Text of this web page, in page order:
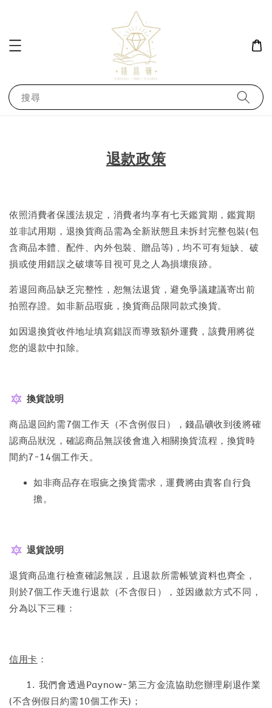
搜尋
退款政策
依照消費者保護法規定，消費者均享有七天鑑賞期，鑑賞期
並非試用期，退換貨商品需為全新狀態且未拆封完整包裝(包
含商品本體、配件、內外包裝、贈品等)，均不可有短缺、破
損或使用錯誤之破壞等目視可見之人為損壞痕跡。
若退回商品缺乏完整性，恕無法退貨，避免爭議建議寄出前
拍照存證。如非新品瑕疵，換貨商品限同款式換貨。
如因退換貨收件地址填寫錯誤而導致額外運費，該費用將從
您的退款中扣除。
換貨說明
商品退回約需7個工作天（不含例假日），錢晶礦收到後將確
認商品狀況，確認商品無誤後會進入相關換貨流程，換貨時
間約7-14個工作天。
如非商品存在瑕疵之換貨需求，運費將由貴客自行負
擔。
退貨說明
退貨商品進行檢查確認無誤，且退款所需帳號資料也齊全，
則於7個工作天進行退款（不含假日），並因繳款方式不同，
分為以下三種：
信用卡 ：
1. 我們會透過Paynow-第三方金流協助您辦理刷退作業
(不含例假日約需10個工作天)；